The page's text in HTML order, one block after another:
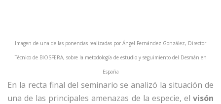
Imagen de una de las ponencias realizadas por Ángel Fernández González, Director
Técnico de BIOSFERA, sobre la metodología de estudio y seguimiento del Desmán en
España
En la recta final del seminario se analizó la situación de
una de las principales amenazas de la especie, el visón